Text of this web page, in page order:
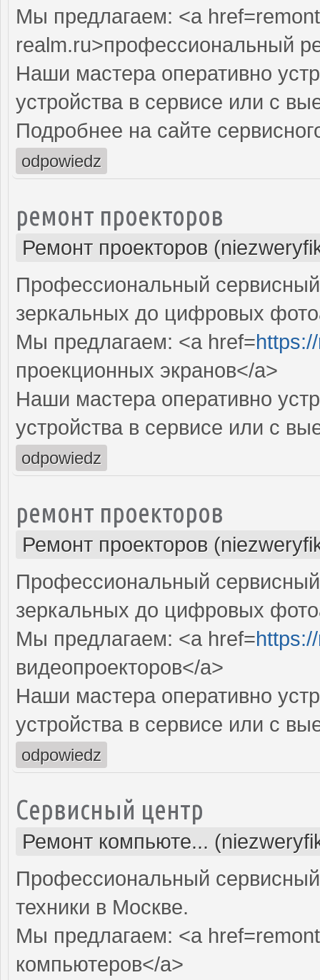
Мы предлагаем: <a
realm.ru>профессиональный
Наши мастера оперативно
устройства в сервисе или с
Подробнее на сайте
odpowiedz
ремонт проекторов
Ремонт проекторов
Профессиональный
зеркальных до цифровых
Мы предлагаем: <a href=
проекционных экранов</a>
Наши мастера оперативно
устройства в сервисе или с
odpowiedz
ремонт проекторов
Ремонт проекторов
Профессиональный
зеркальных до цифровых
Мы предлагаем: <a href=
видеопроекторов</a>
Наши мастера оперативно
устройства в сервисе или с
odpowiedz
Сервисный центр
Ремонт компьюте...
Профессиональный
техники в Москве.
Мы предлагаем: <a
компьютеров</a>